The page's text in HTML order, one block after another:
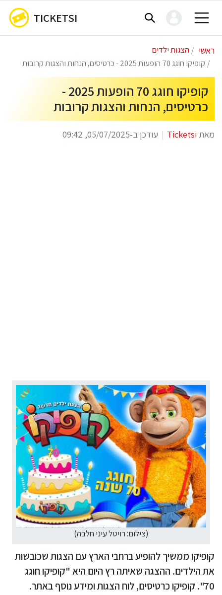
TICKETSI
ראשי
הצגות ילדים
קופיקו חוגג 70 הופעות 2025 - כרטיסים, הנחות והצגות קרובות
קופיקו חוגג 70 הופעות 2025 -
כרטיסים, הנחות והצגות קרובות
מאת Ticketsi עודכן ב-05/07/2025, 09:42
(צילום: רויטל עיני חלבה)
קופיקו ממשיך להופיע ברחבי הארץ עם הצגות שכובשות
את הילדים. ההצגה שאיתה רץ היום היא "קופיקו חוגג
70". קופיקו כרטיסים, לוח הצגות ומידע נוסף באתר.